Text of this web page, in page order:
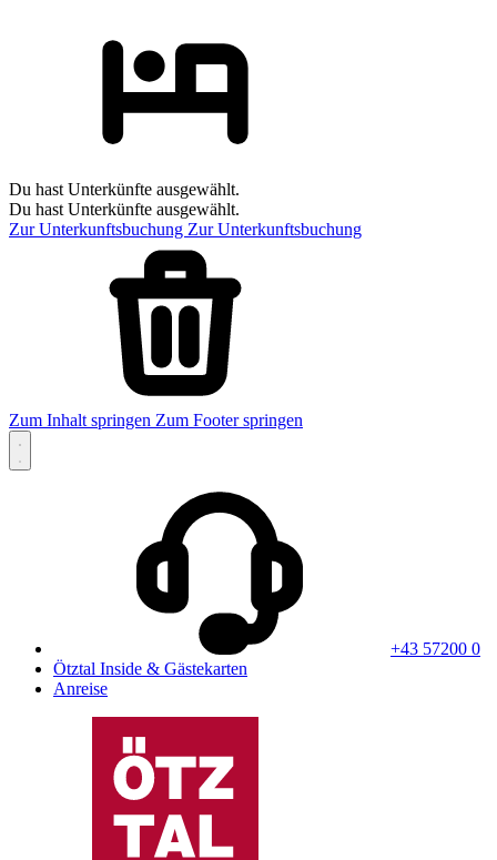
Du hast Unterkünfte ausgewählt.
Du hast Unterkünfte ausgewählt.
Zur Unterkunftsbuchung Zur Unterkunftsbuchung
Zum Inhalt springen Zum Footer springen
+43 57200 0
Ötztal Inside & Gästekarten
Anreise